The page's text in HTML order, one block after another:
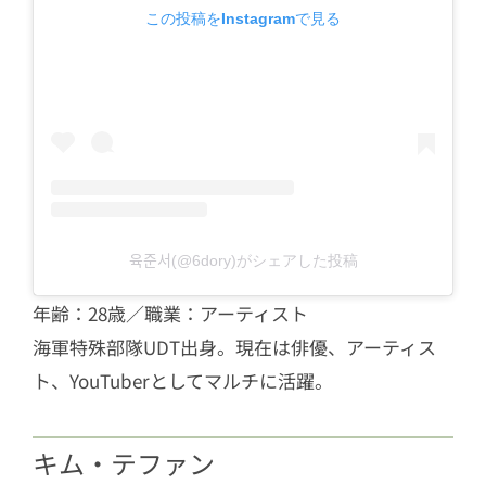
この投稿をInstagramで見る
육준서(@6dory)がシェアした投稿
年齢：28歳／職業：アーティスト
海軍特殊部隊UDT出身。現在は俳優、アーティス
ト、YouTuberとしてマルチに活躍。
キム・テファン